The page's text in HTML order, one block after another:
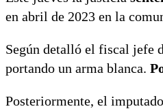
en abril de 2023 en la
Según detalló el fiscal jefe
portando un arma blanca.
Posteriormente, el